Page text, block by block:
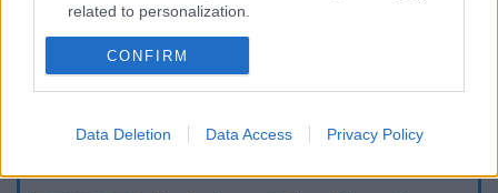
related to personalization.
I want to allow Google to enable storage
related to security, including authentication
user protection.
CONFIRM
Data Deletion Data Access Privacy Policy
Σοκαριστικό βίντεο από το τροχαίο στις
Σέρρες που σκοτώθηκαν μητέρα και γιος:
Το ΙΧ πέφτει πάνω στο φορτηγό
προσφυγικό ταξίδι του 26χρονου
κατηγορούμενου για τη δολοφονία της